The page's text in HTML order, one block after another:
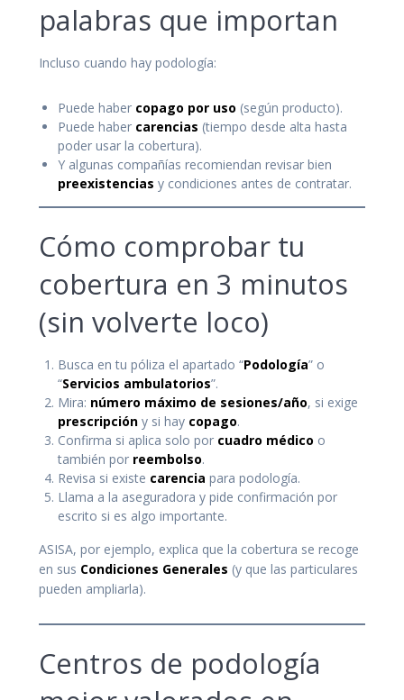
palabras que importan
Incluso cuando hay podología:
Puede haber copago por uso (según producto).
Puede haber carencias (tiempo desde alta hasta
poder usar la cobertura).
Y algunas compañías recomiendan revisar bien
preexistencias y condiciones antes de contratar.
Cómo comprobar tu
cobertura en 3 minutos
(sin volverte loco)
Busca en tu póliza el apartado “Podología” o
“Servicios ambulatorios”.
Mira: número máximo de sesiones/año, si exige
prescripción y si hay copago.
Confirma si aplica solo por cuadro médico o
también por reembolso.
Revisa si existe carencia para podología.
Llama a la aseguradora y pide confirmación por
escrito si es algo importante.
ASISA, por ejemplo, explica que la cobertura se recoge
en sus Condiciones Generales (y que las particulares
pueden ampliarla).
Centros de podología